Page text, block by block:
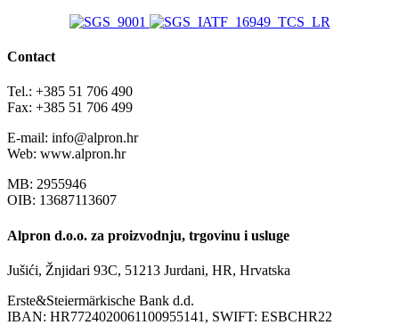
Contact
Tel.: +385 51 706 490
Fax: +385 51 706 499
E-mail: info@alpron.hr
Web: www.alpron.hr
MB: 2955946
OIB: 13687113607
Alpron d.o.o. za proizvodnju, trgovinu i usluge
Jušići, Žnjidari 93C, 51213 Jurdani, HR, Hrvatska
Erste&Steiermärkische Bank d.d.
IBAN: HR7724020061100955141, SWIFT: ESBCHR22